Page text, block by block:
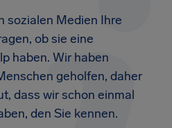
sozialen Medien Ihre
ob sie eine
haben. Wir haben
geholfen, daher
dass wir schon einmal
den Sie kennen.